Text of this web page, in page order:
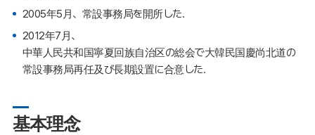
2005年5月、常設事務局を開所した.
2012年7月、
中華人民共和国寧夏回族自治区の総会で大韓民国慶尚北道の
常設事務局再任及び長期設置に合意した.
基本理念